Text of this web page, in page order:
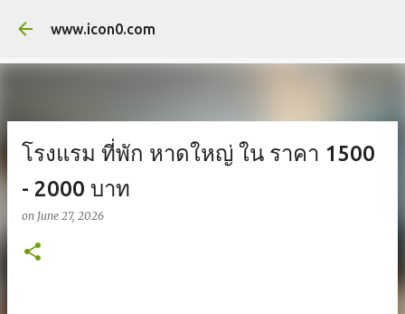
www.icon0.com
โรงแรม ที่พัก หาดใหญ่ ใน ราคา 1500
- 2000 บาท
on June 27, 2026